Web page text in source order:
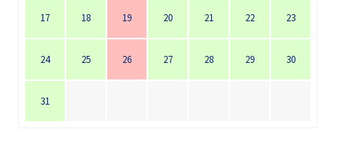
17 18 19 20 21 22 23
24 25 26 27 28 29 30
31